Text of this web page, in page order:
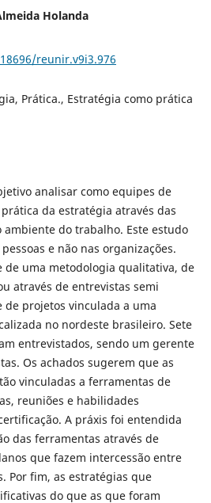
Holanda
reunir.v9i3.976
Prática., Estratégia como prática
analisar como equipes de
da estratégia através das
do trabalho. Este estudo
e não nas organizações.
de uma metodologia qualitativa, de
através de entrevistas semi
projetos vinculada a uma
no nordeste brasileiro. Sete
entrevistados, sendo um gerente
Os achados sugerem que as
vinculadas a ferramentas de
reuniões e habilidades
A práxis foi entendida
das ferramentas através de
que fazem intercessão entre
Por fim, as estratégias que
do que as que foram